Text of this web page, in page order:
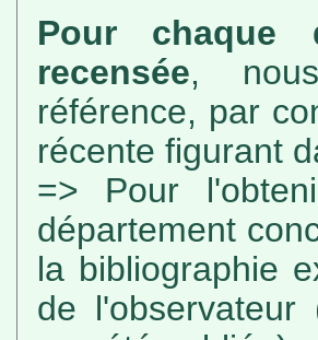
Pour chaque
recensée,
référence, par
récente figurant
=> Pour
département
la bibliographie
de